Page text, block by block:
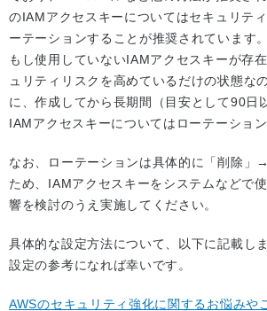
のIAMアクセスキーについてはセキュリテ
ーテーションすることが推奨されています。
もし使用していないIAMアクセスキーが存
ュリティリスクを高めているだけの状態な
に、作成してから長期間（目安として90日
IAMアクセスキーについてはローテーショ
なお、ローテーションは具体的に「削除」
ため、IAMアクセスキーをシステムなどで
響を検討のうえ実施してください。
具体的な設定方法について、以下に記載しま
設定の参考になれば幸いです。
AWSのセキュリティ強化に関するお悩みや